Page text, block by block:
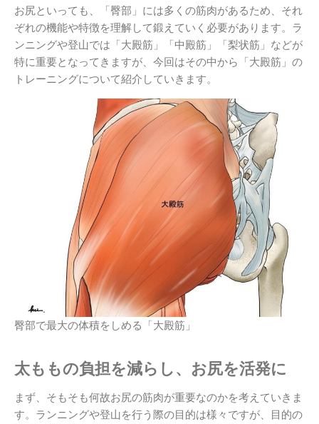
お尻といっても、「臀部」には多くの筋肉があるため、それ
ぞれの機能や特徴を理解して鍛えていく必要があります。ラ
ンニングや登山では「大殿筋」「中殿筋」「梨状筋」などが
特に重要となってきますが、今回はその中から「大殿筋」の
トレーニングについて紹介していきます。
臀部で最大の体積をしめる「大殿筋」
太ももの負担を減らし、お尻を活発に
まず、そもそも何故お尻の筋肉が重要なのかを考えていきま
す。ランニングや登山を行う際の目的は様々ですが、目的の